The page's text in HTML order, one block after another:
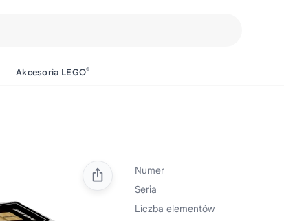
Akcesoria LEGO®
Numer
Seria
Liczba elementów